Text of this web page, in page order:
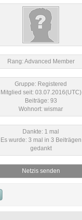
Rang: Advanced Member
Gruppe: Registered
Mitglied seit: 03.07.2016(UTC)
Beiträge: 93
Wohnort: wismar
Dankte: 1 mal
Es wurde: 3 mal in 3 Beiträgen
gedankt
Netzis senden